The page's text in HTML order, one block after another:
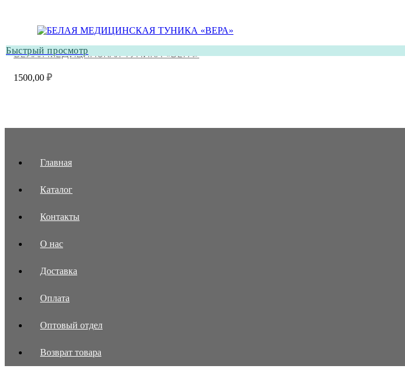
Быстрый просмотр
БЕЛАЯ МЕДИЦИНСКАЯ ТУНИКА «ВЕРА»
1500,00 ₽
Главная
Каталог
Контакты
О нас
Доставка
Оплата
Оптовый отдел
Возврат товара